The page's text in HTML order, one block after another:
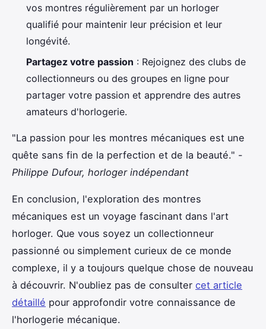
vos montres régulièrement par un horloger
qualifié pour maintenir leur précision et leur
longévité.
Partagez votre passion : Rejoignez des clubs de
collectionneurs ou des groupes en ligne pour
partager votre passion et apprendre des autres
amateurs d'horlogerie.
"La passion pour les montres mécaniques est une
quête sans fin de la perfection et de la beauté." -
Philippe Dufour, horloger indépendant
En conclusion, l'exploration des montres
mécaniques est un voyage fascinant dans l'art
horloger. Que vous soyez un collectionneur
passionné ou simplement curieux de ce monde
complexe, il y a toujours quelque chose de nouveau
à découvrir. N'oubliez pas de consulter cet article
détaillé pour approfondir votre connaissance de
l'horlogerie mécanique.